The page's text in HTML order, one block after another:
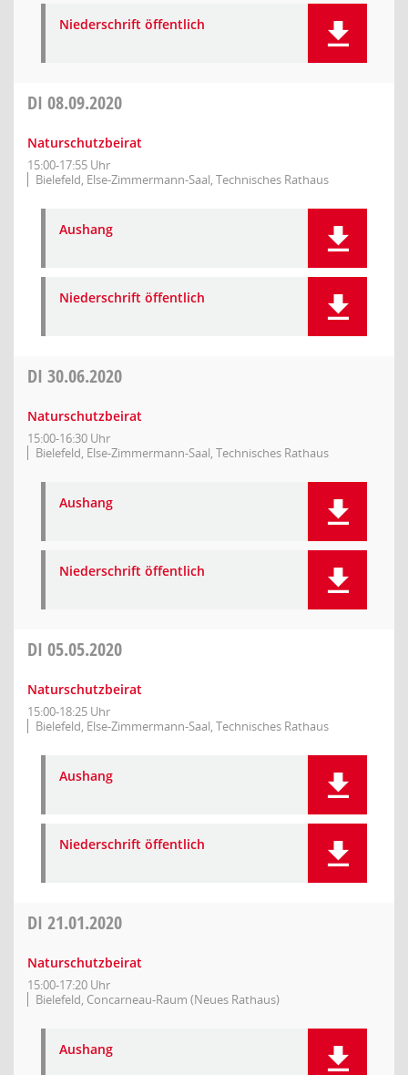
Niederschrift öffentlich
DI 08.09.2020
Naturschutzbeirat
15:00-17:55 Uhr
Bielefeld, Else-Zimmermann-Saal, Technisches Rathaus
Aushang
Niederschrift öffentlich
DI 30.06.2020
Naturschutzbeirat
15:00-16:30 Uhr
Bielefeld, Else-Zimmermann-Saal, Technisches Rathaus
Aushang
Niederschrift öffentlich
DI 05.05.2020
Naturschutzbeirat
15:00-18:25 Uhr
Bielefeld, Else-Zimmermann-Saal, Technisches Rathaus
Aushang
Niederschrift öffentlich
DI 21.01.2020
Naturschutzbeirat
15:00-17:20 Uhr
Bielefeld, Concarneau-Raum (Neues Rathaus)
Aushang